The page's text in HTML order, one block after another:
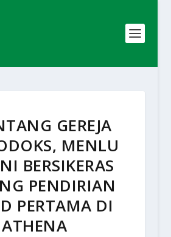
GEREJA
MENLU
BERSIKERAS
PENDIRIAN
PERTAMA DI
ATHENA